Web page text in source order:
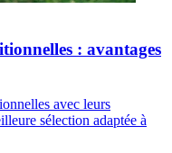
: avantages
avec leurs
sélection adaptée à